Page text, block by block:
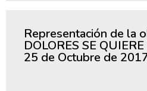
Representación de la
DOLORES SE
25 de Octubre de